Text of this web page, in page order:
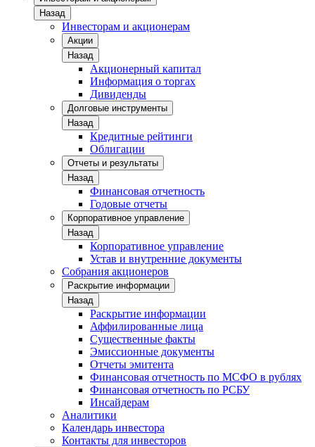
Назад
Инвесторам и акционерам
Акции
Назад
Акционерный капитал
Информация о торгах
Дивиденды
Долговые инструменты
Назад
Кредитные рейтинги
Облигации
Отчеты и результаты
Назад
Финансовая отчетность
Годовые отчеты
Корпоративное управление
Назад
Корпоративное управление
Устав и внутренние документы
Собрания акционеров
Раскрытие информации
Назад
Раскрытие информации
Аффилированные лица
Существенные факты
Эмиссионные документы
Отчеты эмитента
Финансовая отчетность по МСФО в рублях
Финансовая отчетность по РСБУ
Инсайдерам
Аналитики
Календарь инвестора
Контакты для инвесторов